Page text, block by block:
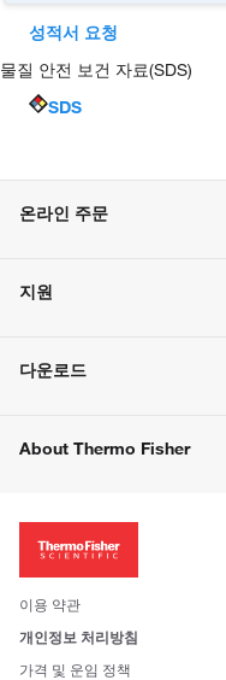
성적서 요청
물질 안전 보건 자료(SDS)
SDS
온라인 주문
주문 방법
벌크 주문
지원
고객 센터
웹사이트 개선사항
다운로드
About Thermo Fisher
투자자
사회적 책임
브랜드
이용 약관
개인정보 처리방침
가격 및 운임 정책